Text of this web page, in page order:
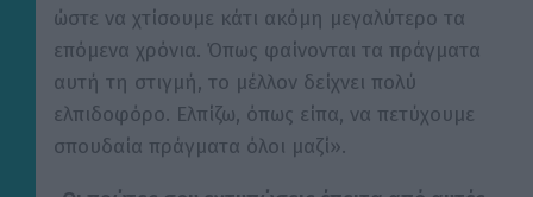
ώστε να χτίσουμε κάτι ακόμη μεγαλύτερο τα
επόμενα χρόνια. Όπως φαίνονται τα πράγματα
αυτή τη στιγμή, το μέλλον δείχνει πολύ
ελπιδοφόρο. Ελπίζω, όπως είπα, να πετύχουμε
σπουδαία πράγματα όλοι μαζί».